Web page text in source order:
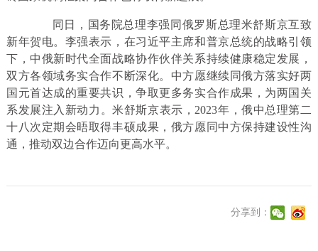
同日，国务院总理李强同俄罗斯总理米舒斯京互致
新年贺电。李强表示，在习近平主席和普京总统的战略引领
下，中俄新时代全面战略协作伙伴关系持续健康稳定发展，
双方各领域务实合作不断深化。中方愿继续同俄方落实好两
国元首达成的重要共识，争取更多务实合作成果，为两国关
系发展注入新动力。米舒斯京表示，2023年，俄中总理第二
十八次定期会晤取得丰硕成果，俄方愿同中方保持建设性沟
通，推动双边合作迈向更高水平。
分享到：